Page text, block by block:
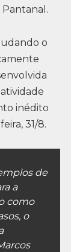
o
inédito
31/8.
de
a
como
o